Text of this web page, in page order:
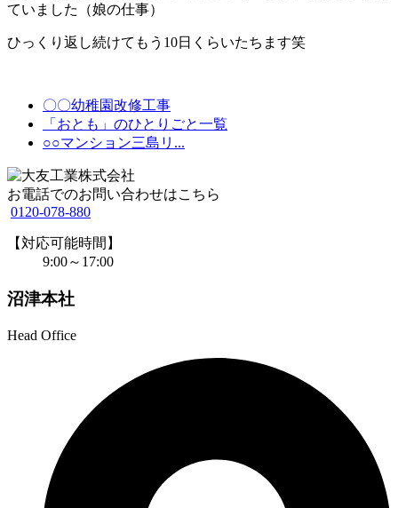
ていました（娘の仕事）
ひっくり返し続けてもう10日くらいたちます笑
〇〇幼稚園改修工事
「おとも」のひとりごと一覧
○○マンション三島リ...
お電話でのお問い合わせはこちら
0120-078-880
【対応可能時間】
9:00～17:00
沼津本社
Head Office